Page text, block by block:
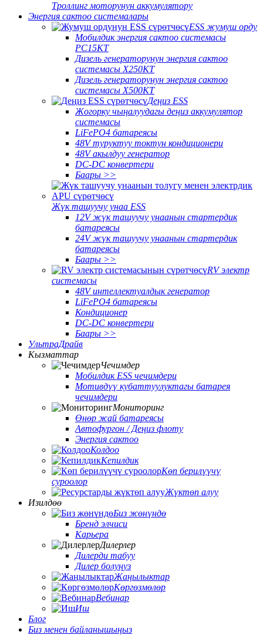
Троллинг моторунун аккумулятору
Энергия сактоо системалары
ESS жумуш орду
Мобилдик энергия сактоо системасы
PC15KT
Дизель генераторунун энергия сактоо
системасы X250KT
Дизель генераторунун энергия сактоо
системасы X500KT
Деңиз ESS
Жогорку чыңалуудагы деңиз аккумулятор
системасы
LiFePO4 батареясы
48V туруктуу токтун кондиционери
48V акылдуу генератор
DC-DC конвертери
Баары >>
Жүк ташуучу унаа ESS
12V жүк ташуучу унаанын стартердик
батареясы
24V жүк ташуучу унаанын стартердик
батареясы
Баары >>
RV электр
системасы
48V интеллектуалдык генератор
LiFePO4 батареясы
Кондиционер
DC-DC конвертери
Баары >>
УльтраДрайв
Кызматтар
Чечимдер
Мобилдик ESS чечимдери
Мотивдүү кубаттуулуктагы батарея
чечимдери
Мониторинг
Өнөр жай батареясы
Автофургон / Деңиз флоту
Энергия сактоо
Колдоо
Кепилдик
Көп берилүүчү
суроолор
Жүктөп алуу
Изилдөө
Биз жөнүндө
Бренд элчиси
Карьера
Дилерлер
Дилерди табуу
Дилер болуңуз
Жаңылыктар
Көргөзмөлөр
Вебинар
Иш
Блог
Биз менен байланышыңыз